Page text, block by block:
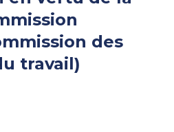
des
travail)